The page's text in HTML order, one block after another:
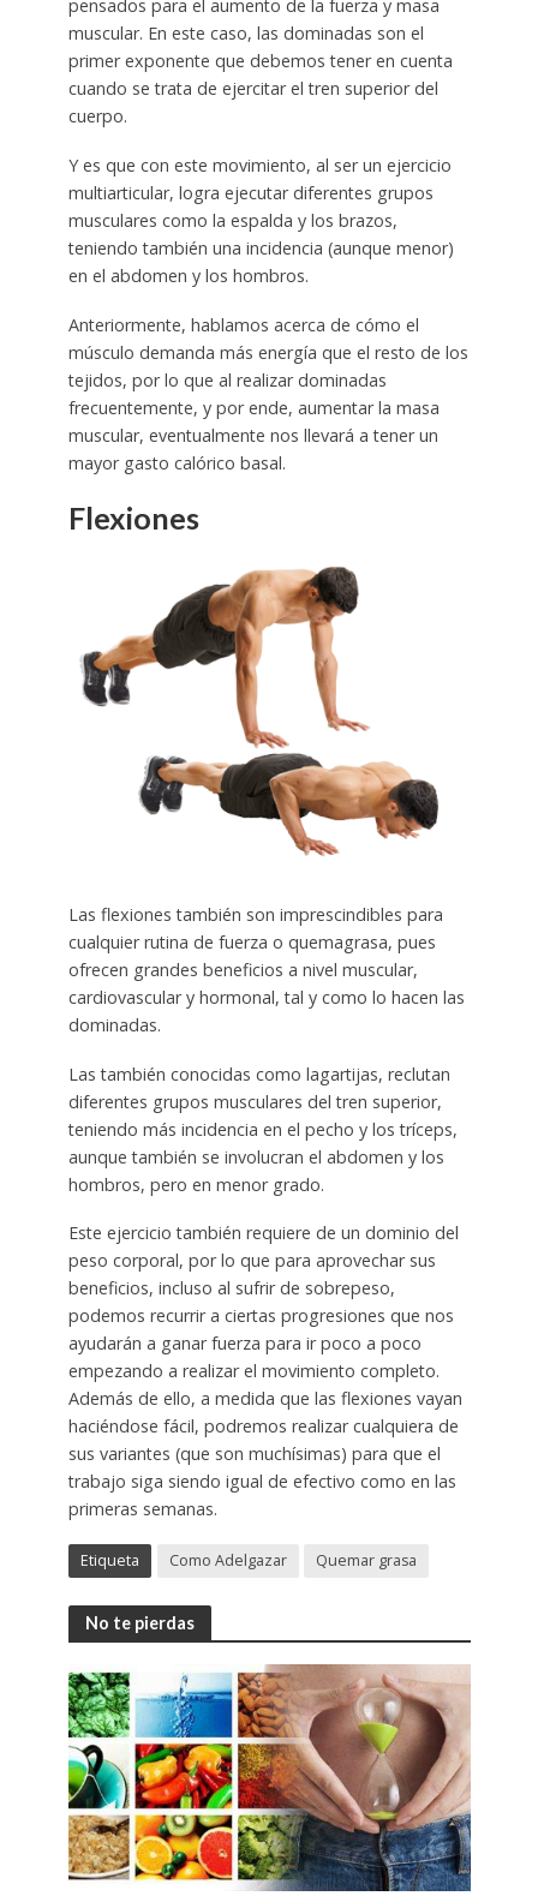
pensados para el aumento de la fuerza y masa
muscular. En este caso, las dominadas son el
primer exponente que debemos tener en cuenta
cuando se trata de ejercitar el tren superior del
cuerpo.
Y es que con este movimiento, al ser un ejercicio
multiarticular, logra ejecutar diferentes grupos
musculares como la espalda y los brazos,
teniendo también una incidencia (aunque menor)
en el abdomen y los hombros.
Anteriormente, hablamos acerca de cómo el
músculo demanda más energía que el resto de los
tejidos, por lo que al realizar dominadas
frecuentemente, y por ende, aumentar la masa
muscular, eventualmente nos llevará a tener un
mayor gasto calórico basal.
Flexiones
Las flexiones también son imprescindibles para
cualquier rutina de fuerza o quemagrasa, pues
ofrecen grandes beneficios a nivel muscular,
cardiovascular y hormonal, tal y como lo hacen las
dominadas.
Las también conocidas como lagartijas, reclutan
diferentes grupos musculares del tren superior,
teniendo más incidencia en el pecho y los tríceps,
aunque también se involucran el abdomen y los
hombros, pero en menor grado.
Este ejercicio también requiere de un dominio del
peso corporal, por lo que para aprovechar sus
beneficios, incluso al sufrir de sobrepeso,
podemos recurrir a ciertas progresiones que nos
ayudarán a ganar fuerza para ir poco a poco
empezando a realizar el movimiento completo.
Además de ello, a medida que las flexiones vayan
haciéndose fácil, podremos realizar cualquiera de
sus variantes (que son muchísimas) para que el
trabajo siga siendo igual de efectivo como en las
primeras semanas.
Etiqueta Como Adelgazar Quemar grasa
No te pierdas